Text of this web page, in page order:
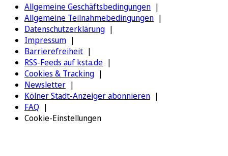
Allgemeine Geschäftsbedingungen
Allgemeine Teilnahmebedingungen
Datenschutzerklärung
Impressum
Barrierefreiheit
RSS-Feeds auf ksta.de
Cookies & Tracking
Newsletter
Kölner Stadt-Anzeiger abonnieren
FAQ
Cookie-Einstellungen